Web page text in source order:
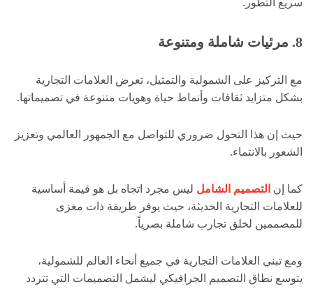
8. مرئيات شاملة ومتنوعة
مع التركيز على الشمولية والتمثيل، تعرض العلامات التجارية
بشكل متزايد ثقافات وأنماط حياة وهويات متنوعة في تصميماتها.
حيث إن هذا التحول ضروري للتواصل مع الجمهور العالمي وتعزيز
الشعور بالانتماء.
كما إن التصميم الشامل ليس مجرد اتجاه بل هو قيمة أساسية
للعلامات التجارية الحديثة، حيث يوفر طريقة ذات مغزى
للمصممين لخلق تجارب شاملة بصرياً.
ومع تبني العلامات التجارية في جميع أنحاء العالم للشمولية،
يتوسع نطاق التصميم الجرافيكي ليشمل التصميمات التي تتردد